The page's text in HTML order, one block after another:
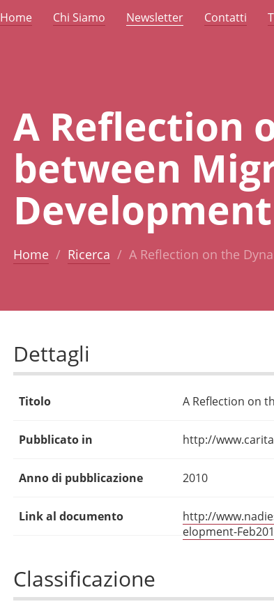
Home Chi Siamo Newsletter Contatti
A Reflection
between
Development
Home Ricerca A Reflection on the
Dettagli
Titolo A Reflection on
Pubblicato in http://
Anno di pubblicazione 2010
Link al documento
http://
elopment-
Classificazione